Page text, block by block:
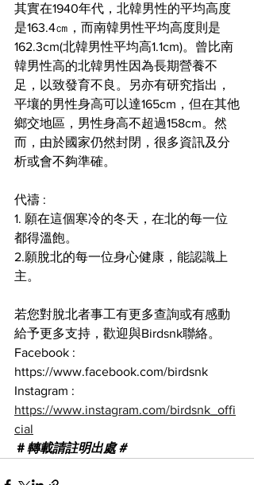
其實在1940年代，北韓男性的平均高度
是163.4㎝，而南韓男性平均高度則是
162.3cm(北韓男性平均高1.1cm)。曾比南
韓男性高的北韓男性因為長期營養不
足，以致發育不良。另亦有研究指出，
平壤的男性身高可以達165cm，但在其他
鄉交地區，男性身高不超過158cm。然
而，由於國家仍然封閉，很多資訊及分
析或會不夠準確。
代禱 :
1. 願在這個寒冷的冬天，在北的每一位
都得溫飽。
2.願脫北的每一位身心健康，能認識上
主。
若您對脫北者事工有更多查詢或有感動
給予更多支持，歡迎與Birdsnk聯絡。
Facebook :
https://www.facebook.com/birdsnk
Instagram :
https://www.instagram.com/birdsnk_offi
cial
＃轉載請註明出處＃